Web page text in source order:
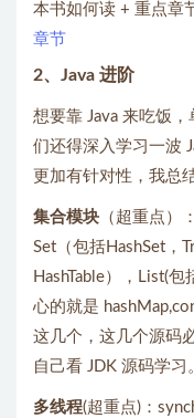
本书如何读 + 重点章
章节
2、Java 进阶
想要靠 Java 来吃饭
们还得深入学习一波
更加有针对性，我总
集合模块 （超重点）
Set（包括HashSet，
HashTable），List(
心的就是
这几个，这几个源码
自己看 JDK 源码学习
多线程(超重点)：